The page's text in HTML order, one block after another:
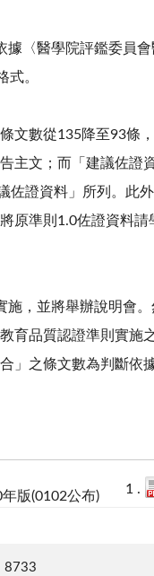
〈醫學院評鑑委員
式。
文數從135降至93條
主文；而「建議佐
證資料」所列。此
原準則1.0佐證資料
，並將舉辦說明會
育品質認證準則實
」之條文數為判斷依據
年版(0102公布)
8733